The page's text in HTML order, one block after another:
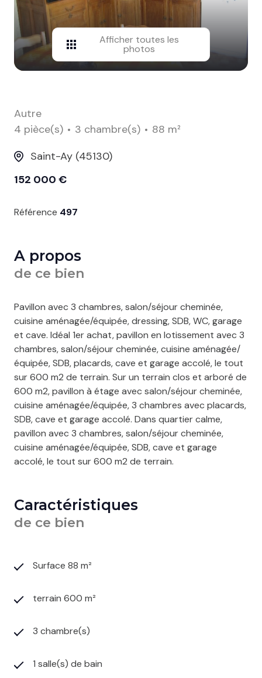
Afficher toutes les
photos
Autre
4 pièce(s)
3 chambre(s)
88 m²
Saint-Ay (45130)
152 000 €
Référence 497
A propos
de ce bien
Pavillon avec 3 chambres, salon/séjour cheminée,
cuisine aménagée/équipée, dressing, SDB, WC, garage
et cave. Idéal 1er achat, pavillon en lotissement avec 3
chambres, salon/séjour cheminée, cuisine aménagée/
équipée, SDB, placards, cave et garage accolé, le tout
sur 600 m2 de terrain. Sur un terrain clos et arboré de
600 m2, pavillon à étage avec salon/séjour cheminée,
cuisine aménagée/équipée, 3 chambres avec placards,
SDB, cave et garage accolé. Dans quartier calme,
pavillon avec 3 chambres, salon/séjour cheminée,
cuisine aménagée/équipée, SDB, cave et garage
accolé, le tout sur 600 m2 de terrain.
Caractéristiques
de ce bien
Surface 88 m²
terrain 600 m²
3 chambre(s)
1 salle(s) de bain